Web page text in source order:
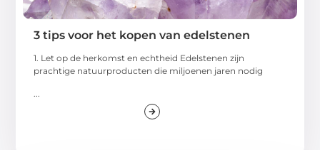
3 tips voor het kopen van edelstenen
1. Let op de herkomst en echtheid Edelstenen zijn
prachtige natuurproducten die miljoenen jaren nodig